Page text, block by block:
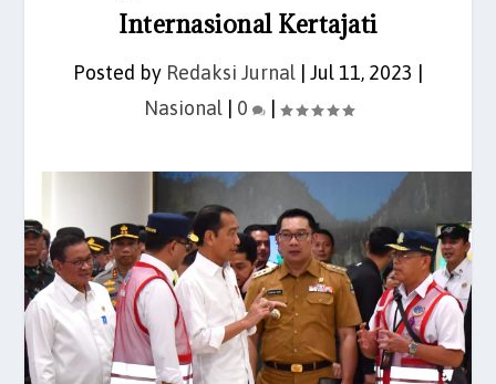
Internasional Kertajati
Posted by Redaksi Jurnal Jul 11, 2023
Nasional| 0 |